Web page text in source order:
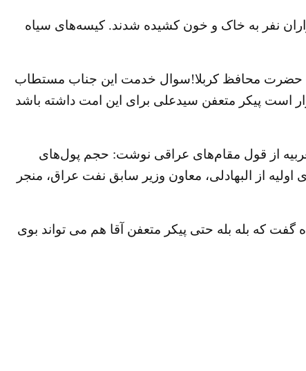
خیابانهای ایران به گلوله بسته شد و هزاران نفر به خاک و خون کشیده شدند. کیسه‌های سیاه
حضرت محافظ کربلا!سوال خدمت این جناب مستطاب
است پیکر متعفن سیدعلی برای این امت داشته باشد
از قول مقام‌های عراقی نوشت: حجم پول‌های
بازجویی‌های اولیه از البهادلی، معاون وزیر سابق نفت عراق، منجر
که بله بله حتی پیکر متعفن آقا هم می تواند بوی